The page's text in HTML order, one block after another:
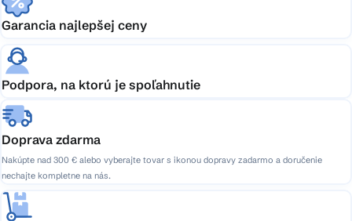
Garancia najlepšej ceny
Podpora, na ktorú je spoľahnutie
Doprava zdarma
Nakúpte nad 300 € alebo vyberajte tovar s ikonou dopravy zadarmo a doručenie
nechajte kompletne na nás.